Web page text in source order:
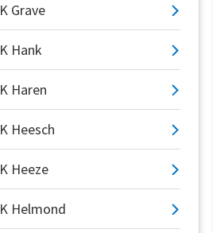
Grave
Hank
Haren
Heesch
Heeze
Helmond